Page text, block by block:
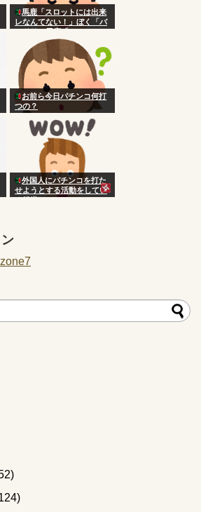
馬鹿「スロットには出来
レなんてない！」ぼく「バ
ンドリ」馬鹿「…」
お前ら今日パチンコ何打
つの？
外国人にパチンコを打た
せようとする活動をしてい
る組織ｗｗｗ